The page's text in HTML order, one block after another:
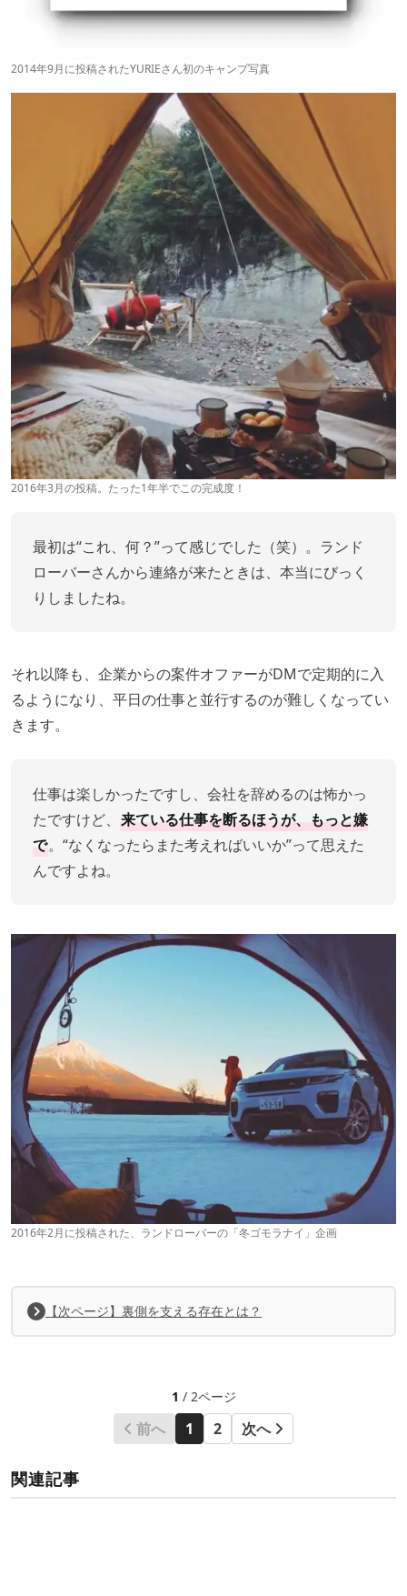
2014年9月に投稿されたYURIEさん初のキャンプ写真
2016年3月の投稿。たった1年半でこの完成度！
最初は“これ、何？”って感じでした（笑）。ランド
ローバーさんから連絡が来たときは、本当にびっく
りしましたね。
それ以降も、企業からの案件オファーがDMで定期的に入
るようになり、平日の仕事と並行するのが難しくなってい
きます。
仕事は楽しかったですし、会社を辞めるのは怖かっ
たですけど、 来ている仕事を断るほうが、もっと嫌
で。“なくなったらまた考えればいいか”って思えた
んですよね。
2016年2月に投稿された、ランドローバーの「冬ゴモラナイ」企画
【次ページ】裏側を支える存在とは？
1 / 2ページ
前へ 1 2 次へ
関連記事